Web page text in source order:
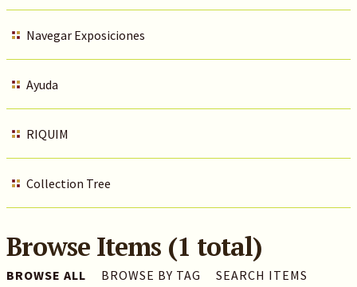
Navegar Exposiciones
Ayuda
RIQUIM
Collection Tree
Browse Items (1 total)
BROWSE ALL BROWSE BY TAG SEARCH ITEMS